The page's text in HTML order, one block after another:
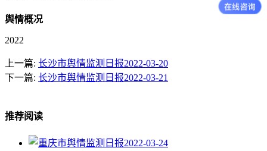
舆情概况
2022
上一篇: 长沙市舆情监测日报2022-03-20
下一篇: 长沙市舆情监测日报2022-03-21
推荐阅读